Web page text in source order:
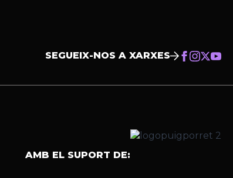
SEGUEIX-NOS A XARXES
AMB EL SUPORT DE: